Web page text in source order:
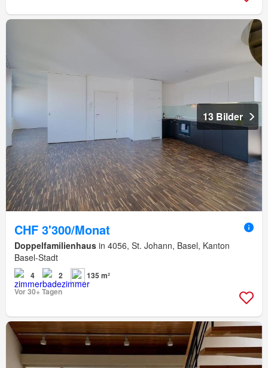
13 Bilder
CHF 3'300/Monat
Doppelfamilienhaus in 4056, St. Johann, Basel, Kanton
Basel-Stadt
4 2
135 m²
Vor 30+ Tagen